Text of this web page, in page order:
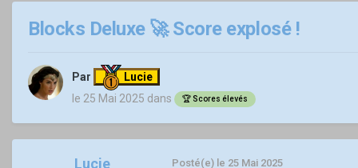
Blocks Deluxe 🚀 Score explosé !
Par
Lucie
le 25 Mai 2025 dans 🏆 Scores élevés
Lucie Posté(e) le 25 Mai 2025